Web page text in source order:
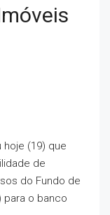
hoje (19) que
de
do Fundo de
para o banco